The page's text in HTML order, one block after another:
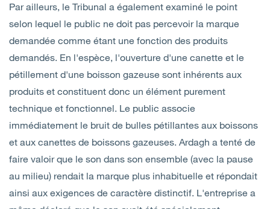
Par ailleurs, le Tribunal a également examiné le point
selon lequel le public ne doit pas percevoir la marque
demandée comme étant une fonction des produits
demandés. En l'espèce, l'ouverture d'une canette et le
pétillement d'une boisson gazeuse sont inhérents aux
produits et constituent donc un élément purement
technique et fonctionnel. Le public associe
immédiatement le bruit de bulles pétillantes aux boissons
et aux canettes de boissons gazeuses. Ardagh a tenté de
faire valoir que le son dans son ensemble (avec la pause
au milieu) rendait la marque plus inhabituelle et répondait
ainsi aux exigences de caractère distinctif. L'entreprise a